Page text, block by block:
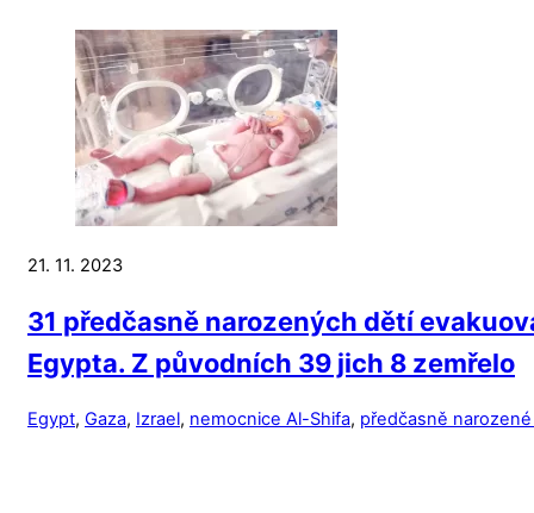
21. 11. 2023
31 předčasně narozených dětí
Egypta. Z původních 39 jich 8 zemřelo
Egypt, Gaza, Izrael, nemocnice Al-Shifa, předčasně